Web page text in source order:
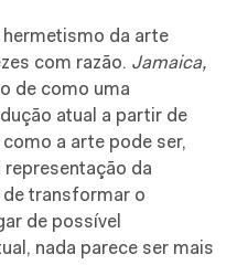
hermetismo da arte
com razão. Jamaica,
de como uma
atual a partir de
a arte pode ser,
representação da
transformar o
de possível
nada parece ser mais